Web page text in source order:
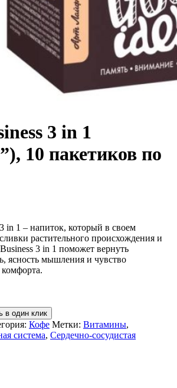
3 in 1
10 пакетиков по
in 1 – напиток, который в своем
растительного происхождения и
3 in 1 поможет вернуть
ясность мышления и чувство
комфорта.
в один клик
Кофе Метки: Витамины,
система, Сердечно-сосудистая